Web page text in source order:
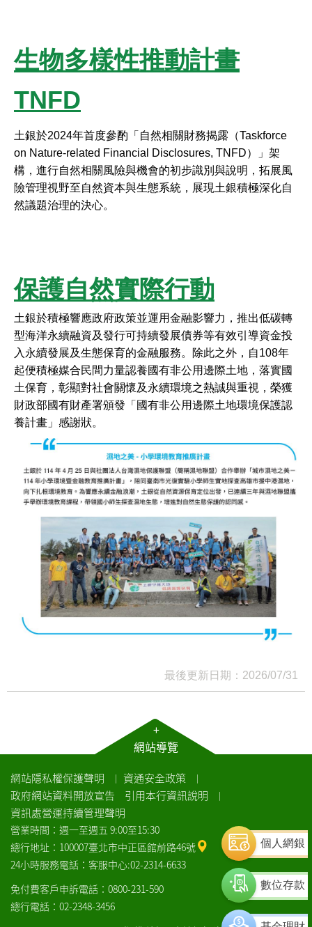
生物多樣性推動計畫
TNFD
土銀於2024年首度參酌「自然相關財務揭露（Taskforce
on Nature-related Financial Disclosures, TNFD）」架
構，進行自然相關風險與機會的初步識別與說明，拓展風
險管理視野至自然資本與生態系統，展現土銀積極深化自
然議題治理的決心。
保護自然實際行動
土銀於積極響應政府政策並運用金融影響力，推出低碳轉
型海洋永續融資及發行可持續發展債券等有效引導資金投
入永續發展及生態保育的金融服務。除此之外，自108年
起便積極媒合民間力量認養國有非公用邊際土地，落實國
土保育，彰顯對社會關懷及永續環境之熱誠與重視，榮獲
財政部國有財產署頒發「國有非公用邊際土地環境保護認
養計畫」感謝狀。
最後更新日期：2026/07/31
+
網站導覽
網站隱私權保護聲明 ｜ 資通安全政策 ｜
政府網站資料開放宣告 引用本行資訊說明 ｜
資訊處營運持續管理聲明
營業時間：週一至週五 9:00至15:30
總行地址：100007臺北市中正區館前路46號
24小時服務電話：客服中心:02-2314-6633
免付費客戶申訴電話：0800-231-590
總行電話：02-2348-3456
個人網銀
數位存款